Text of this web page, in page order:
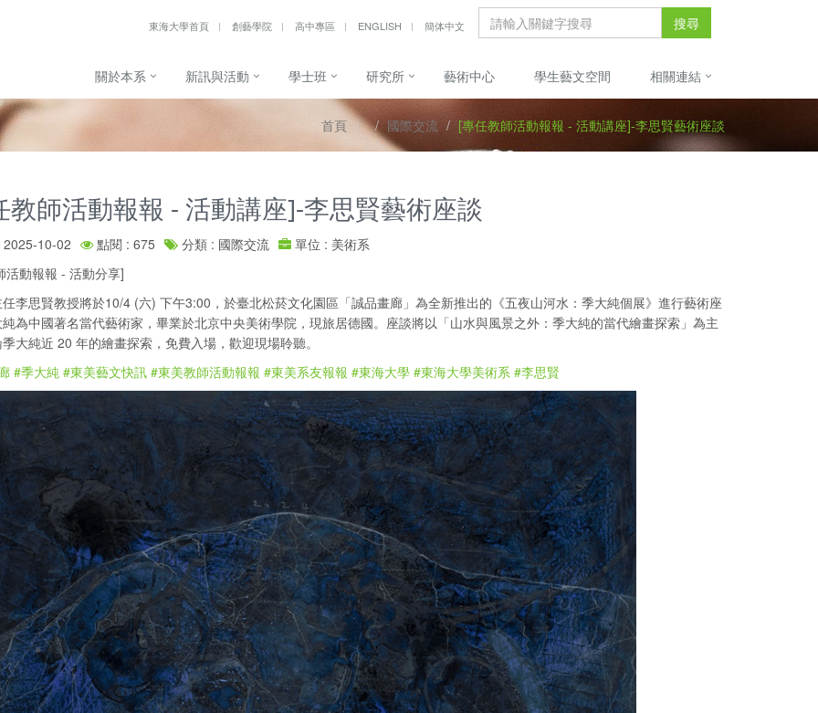
東海大學首頁 創藝學院 高中專區 ENGLISH 簡体中文 搜尋
關於本系 新訊與活動 學士班 研究所 藝術中心 學生藝文空間 相關連結
首頁 國際交流 [專任教師活動報報 - 活動講座]-李思賢藝術座談
教師活動報報 - 活動講座]-李思賢藝術座談
10-02 點閱 : 675 分類 : 國際交流
單位 : 美術系
活動報報 - 活動分享]
李思賢教授將於10/4 (六) 下午3:00，於臺北松菸文化園區「誠品畫廊」為全新推出的《五夜山河水：季大純個展》進行藝術座
為中國著名當代藝術家，畢業於北京中央美術學院，現旅居德國。座談將以「山水與風景之外：季大純的當代繪畫探索」為主
大純近 20 年的繪畫探索，免費入場，歡迎現場聆聽。
#季大純 #東美藝文快訊 #東美教師活動報報 #東美系友報報 #東海大學 #東海大學美術系 #李思賢